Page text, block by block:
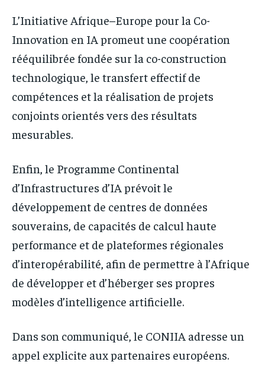
L’Initiative Afrique–Europe pour la Co-
Innovation en IA promeut une coopération
rééquilibrée fondée sur la co-construction
technologique, le transfert effectif de
compétences et la réalisation de projets
conjoints orientés vers des résultats
mesurables.
Enfin, le Programme Continental
d’Infrastructures d’IA prévoit le
développement de centres de données
souverains, de capacités de calcul haute
performance et de plateformes régionales
d’interopérabilité, afin de permettre à l’Afrique
de développer et d’héberger ses propres
modèles d’intelligence artificielle.
Dans son communiqué, le CONIIA adresse un
appel explicite aux partenaires européens.